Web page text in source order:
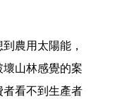
農用太陽能，
山林感覺的案
看不到生產者